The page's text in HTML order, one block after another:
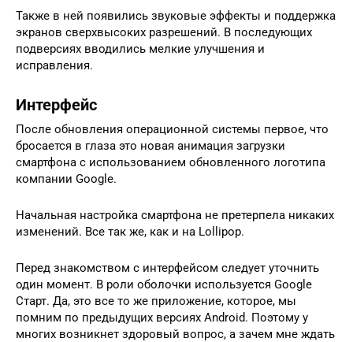
Также в ней появились звуковые эффекты и поддержка
экранов сверхвысоких разрешений. В последующих
подверсиях вводились мелкие улучшения и
исправления.
Интерфейс
После обновления операционной системы первое, что
бросается в глаза это новая анимация загрузки
смартфона с использованием обновленного логотипа
компании Google.
Начальная настройка смартфона не претерпела никаких
изменений. Все так же, как и на Lollipop.
Перед знакомством с интерфейсом следует уточнить
один момент. В роли оболочки используется Google
Старт. Да, это все то же приложение, которое, мы
помним по предыдущих версиях Android. Поэтому у
многих возникнет здоровый вопрос, а зачем мне ждать